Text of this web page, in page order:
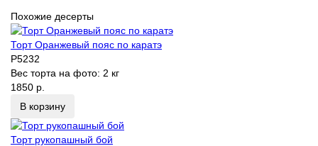
Похожие десерты
Торт Оранжевый пояс по каратэ
P5232
Вес торта на фото: 2 кг
1850 р.
В корзину
Торт рукопашный бой